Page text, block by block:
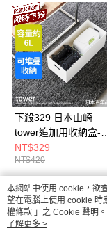
下殺329 日本山崎
tower追加用收納盒-
(白)S/萬用收納盒/手把
收納盒/儲物盒
NT$329
NT$420
熱門標籤
本網站中使用 cookie，欲
望在電腦上使用 cookie 時
權條款 」之 Cookie 聲明
用條款之 Cookie 聲明使用
了解更多 >